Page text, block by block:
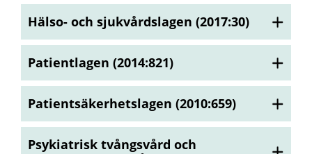
Hälso- och sjukvårdslagen (2017:30)
Patientlagen (2014:821)
Patientsäkerhetslagen (2010:659)
Psykiatrisk tvångsvård och